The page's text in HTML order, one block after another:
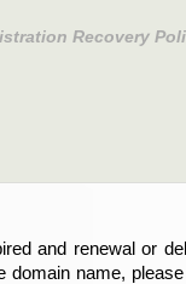
Recovery
and renewal or
domain name,
und die
sind und